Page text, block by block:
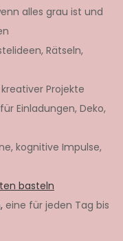
alles grau ist und
Rätseln,
Projekte
Einladungen, Deko,
kognitive Impulse,
basteln
eine für jeden Tag bis